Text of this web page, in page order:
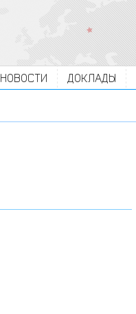
НОВОСТИ ДОКЛАДЫ